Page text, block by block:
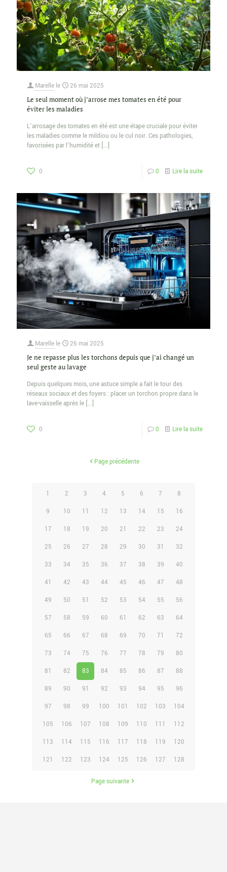
Marelle le 26 mai 2025
Le seul moment où j’arrose mes tomates en été pour
éviter les maladies
L’arrosage des tomates en été est une étape cruciale pour éviter
les maladies comme le mildiou ou le cul noir. Ces pathologies,
favorisées par l’humidité et […]
0 0 Lire la suite
Marelle le 26 mai 2025
Je ne repasse plus les torchons depuis que j’ai changé un
seul geste au lavage
Depuis quelques mois, une astuce simple a fait le tour des
réseaux sociaux et des foyers : placer un torchon propre dans le
lave-vaisselle après le […]
0 0 Lire la suite
Page précédente
1 2 3 4 5 6 7 8
9 10 11 12 13 14 15 16
17 18 19 20 21 22 23 24
25 26 27 28 29 30 31 32
33 34 35 36 37 38 39 40
41 42 43 44 45 46 47 48
49 50 51 52 53 54 55 56
57 58 59 60 61 62 63 64
65 66 67 68 69 70 71 72
73 74 75 76 77 78 79 80
81 82 83 84 85 86 87 88
89 90 91 92 93 94 95 96
97 98 99 100 101 102 103 104
105 106 107 108 109 110 111 112
113 114 115 116 117 118 119 120
121 122 123 124 125 126 127 128
Page suivante